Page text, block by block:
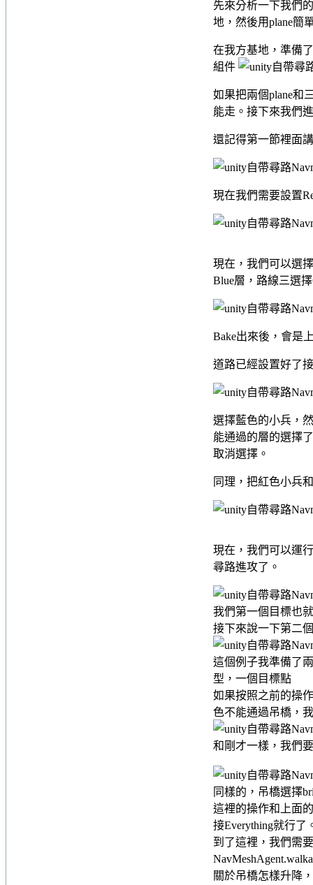
先來分析一下我們
地，然後用plane簡
在我方基地，準備
組件
如果把兩個plane和
能走。接下來我們
還記得第一節裡面
現在我們需要設置
現在，我們可以選
Blue層，路線三選擇
Bake出來後，會是
道路已經設置好了
選擇藍色的小兵，
能通過的層的選擇
取消選擇。
同理，把紅色小兵
現在，我們可以運
尋路進攻了。
我們第一個目標也
接下來說一下第二
這個例子我準備了
型，一個目標點
如果按照之前的操
色不能通過吊橋，
和剛才一樣，我們
同樣的，吊橋選擇
這裡的操作和上面
接Everything就行了
到了這裡，我們需
關於吊橋怎樣升降